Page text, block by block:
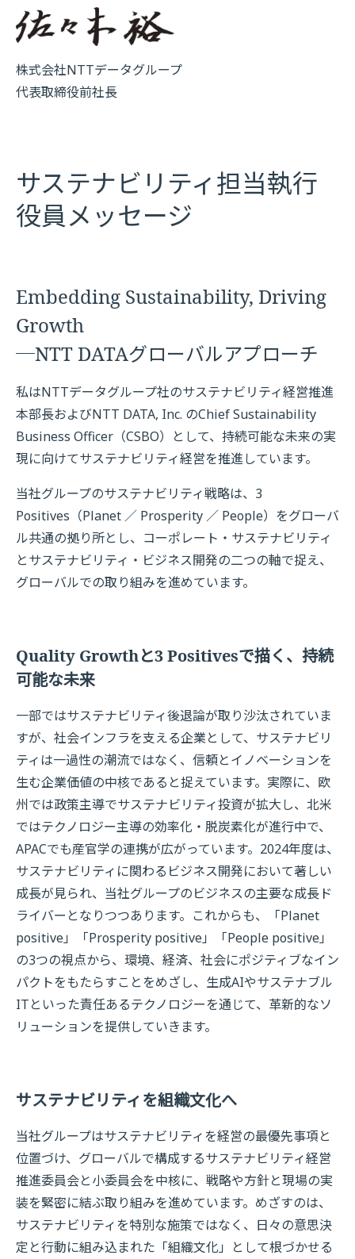
株式会社NTTデータグループ
代表取締役前社長
サステナビリティ担当執行
役員メッセージ
Embedding Sustainability, Driving
Growth
─NTT DATAグローバルアプローチ
私はNTTデータグループ社のサステナビリティ経営推進
本部長およびNTT DATA, Inc. のChief Sustainability
Business Officer（CSBO）として、持続可能な未来の実
現に向けてサステナビリティ経営を推進しています。
当社グループのサステナビリティ戦略は、3
Positives（Planet ／ Prosperity ／ People）をグローバ
ル共通の拠り所とし、コーポレート・サステナビリティ
とサステナビリティ・ビジネス開発の二つの軸で捉え、
グローバルでの取り組みを進めています。
Quality Growthと3 Positivesで描く、持続
可能な未来
一部ではサステナビリティ後退論が取り沙汰されていま
すが、社会インフラを支える企業として、サステナビリ
ティは一過性の潮流ではなく、信頼とイノベーションを
生む企業価値の中核であると捉えています。実際に、欧
州では政策主導でサステナビリティ投資が拡大し、北米
ではテクノロジー主導の効率化・脱炭素化が進行中で、
APACでも産官学の連携が広がっています。2024年度は、
サステナビリティに関わるビジネス開発において著しい
成長が見られ、当社グループのビジネスの主要な成長ド
ライバーとなりつつあります。これからも、「Planet
positive」「Prosperity positive」「People positive」
の3つの視点から、環境、経済、社会にポジティブなイン
パクトをもたらすことをめざし、生成AIやサステナブル
ITといった責任あるテクノロジーを通じて、革新的なソ
リューションを提供していきます。
サステナビリティを組織文化へ
当社グループはサステナビリティを経営の最優先事項と
位置づけ、グローバルで構成するサステナビリティ経営
推進委員会と小委員会を中核に、戦略や方針と現場の実
装を緊密に結ぶ取り組みを進めています。めざすのは、
サステナビリティを特別な施策ではなく、日々の意思決
定と行動に組み込まれた「組織文化」として根づかせる